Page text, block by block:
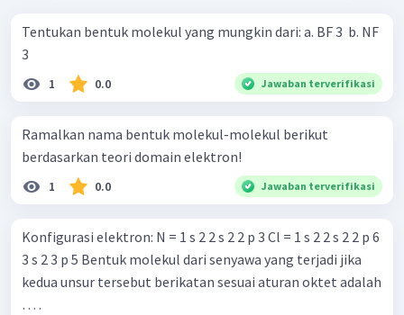
Tentukan bentuk molekul yang mungkin dari: a. BF 3 ​ b. NF
3 ​
1 0.0 Jawaban terverifikasi
Ramalkan nama bentuk molekul-molekul berikut
berdasarkan teori domain elektron!
1 0.0 Jawaban terverifikasi
Konfigurasi elektron: N = 1 s 2 2 s 2 2 p 3 Cl = 1 s 2 2 s 2 2 p 6
3 s 2 3 p 5 Bentuk molekul dari senyawa yang terjadi jika
kedua unsur tersebut berikatan sesuai aturan oktet adalah
… .